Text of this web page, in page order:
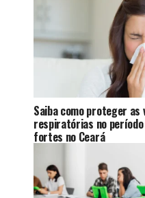
Saiba como proteger as
respiratórias no período
fortes no Ceará